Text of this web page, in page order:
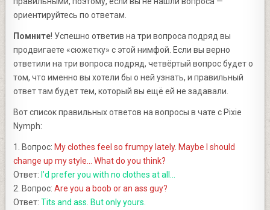
ориентируйтесь по ответам.
Помните! Успешно ответив на три вопроса подряд вы
продвигаете «сюжетку» с этой нимфой. Если вы верно
ответили на три вопроса подряд, четвёртый вопрос будет о
том, что именно вы хотели бы о ней узнать, и правильный
ответ там будет тем, который вы ещё ей не задавали.
Вот список правильных ответов на вопросы в чате с Pixie
Nymph:
1. Вопрос:My clothes feel so frumpy lately. Maybe I should
change up my style… What do you think?
Ответ:I’d prefer you with no clothes at all…
2. Вопрос:Are you a boob or an ass guy?
Ответ:Tits and ass. But only yours.